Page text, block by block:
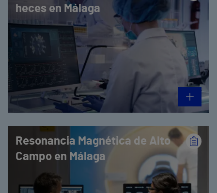
heces en Málaga
Resonancia Magnética de Alto
Campo en Málaga